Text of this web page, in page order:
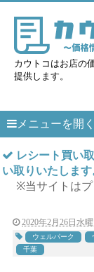
カウトコはお店の
提供します。
メニューを開く
レシート買い
い取りいたします
※当サイトは
2020年2月26日水曜
ウェルパーク
千葉